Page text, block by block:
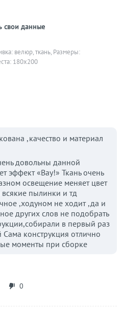
свои данные
велюр, ткань, Размеры:
180х200
,качество и материал
довольны данной
эффект «Вау!» Ткань очень
освещение меняет цвет
пылинки и тд
,ходуном не ходит ,да и
других слов не подобрать
в первый раз
Сама конструкция отлично
моменты при сборке
0